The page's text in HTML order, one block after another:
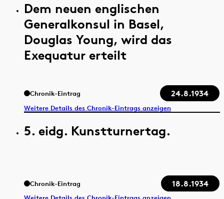
Dem neuen englischen
Generalkonsul in Basel,
Douglas Young, wird das
Exequatur erteilt
Chronik-Eintrag 24.8.1934
Weitere Details des Chronik-Eintrags anzeigen
5. eidg. Kunstturnertag.
Chronik-Eintrag 18.8.1934